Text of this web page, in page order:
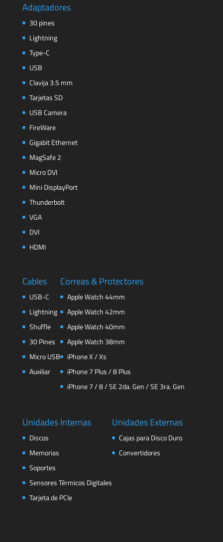
Adaptadores
30 pines
Lightning
Type-C
USB
Clavija 3.5 mm
Tarjetas SD
USB Camera
FireWare
Gigabit Ethernet
MagSafe 2
Micro DVI
Mini DisplayPort
Thunderbolt
VGA
DVI
HDMI
Cables
USB-C
Lightning
Shuffle
30 Pines
Micro USB
Auxiliar
Correas & Protectores
Apple Watch 44mm
Apple Watch 42mm
Apple Watch 40mm
Apple Watch 38mm
iPhone X / Xs
iPhone 7 Plus / 8 Plus
iPhone 7 / 8 / SE 2da. Gen / SE 3ra. Gen
Unidades Internas
Discos
Memorias
Soportes
Sensores Térmicos Digitales
Tarjeta de PCIe
Unidades Externas
Cajas para Disco Duro
Convertidores